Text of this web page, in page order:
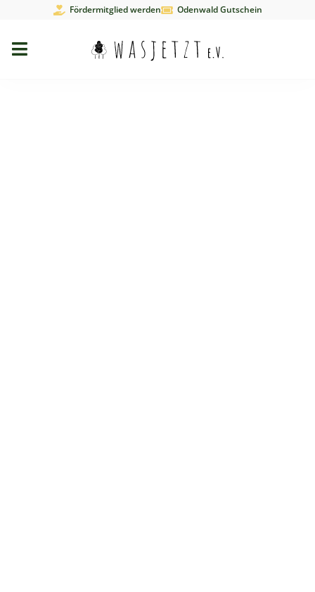
Fördermitglied werden Odenwald Gutschein